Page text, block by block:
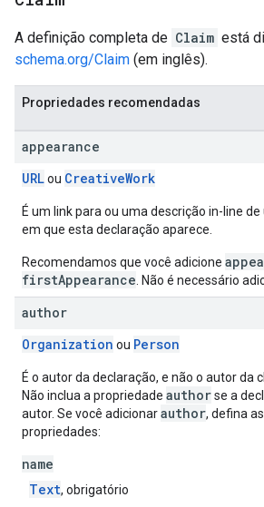
A definição completa de Claim está
schema.org/Claim (em inglês).
Propriedades recomendadas
appearance
URLou CreativeWork
É um link para ou uma descrição in-line de
em que esta declaração aparece.
Recomendamos que você adicione
firstAppearance . Não é necessário
author
Organization ou Person
É o autor da declaração, e não o autor da
Não inclua a propriedade authorse a
autor. Se você adicionarauthor, defina
propriedades:
name
Text, obrigatório